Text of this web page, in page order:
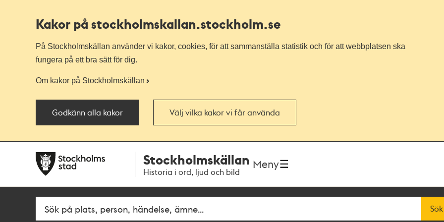
Kakor på stockholmskallan.stockholm.se
På Stockholmskällan använder vi kakor, cookies, för att sammanställa statistik och för att webbplatsen ska
fungera på ett bra sätt för dig.
Om kakor på Stockholmskällan
Godkänn alla kakor Välj vilka kakor vi får använda
navigationen
huvudinnehållet
Stockholmskällan
Historia i ord, ljud och bild
Meny
Fritextsök Sök